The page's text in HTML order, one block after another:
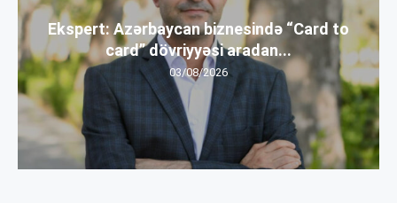
Ekspert: Azərbaycan biznesində “Card to
card” dövriyyəsi aradan...
03/08/2026